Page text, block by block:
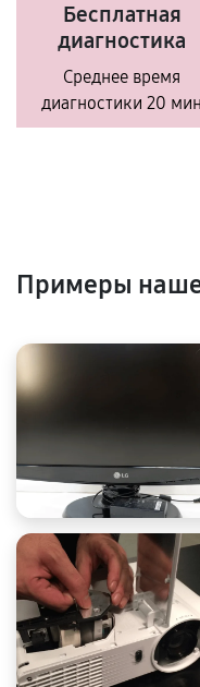
Бесплатная
диагностика
Среднее время
диагностики 20 мин
Примеры